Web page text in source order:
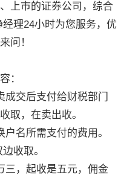
上市的证券公司，综合
理24小时为您服务，优
问！
：
交后支付给财税部门
取，在卖出收。
名所需支付的费用。
收取。
三，起收是五元，佣金